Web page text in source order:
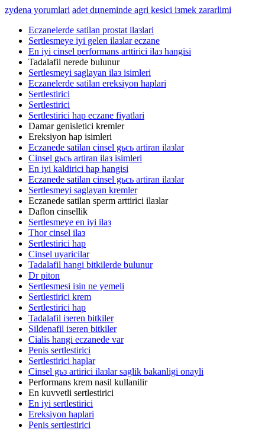
zydena yorumlari adet dцneminde agri kesici iзmek zararlimi
Eczanelerde satilan prostat ilaзlari
Sertlesmeye iyi gelen ilaзlar eczane
En iyi cinsel performans arttirici ilaз hangisi
Tadalafil nerede bulunur
Sertlesmeyi saglayan ilaз isimleri
Eczanelerde satilan ereksiyon haplari
Sertlestirici
Sertlestirici
Sertlestirici hap eczane fiyatlari
Damar genisletici kremler
Ereksiyon hap isimleri
Eczanede satilan cinsel gьcь artiran ilaзlar
Cinsel gьcь artiran ilaз isimleri
En iyi kaldirici hap hangisi
Eczanede satilan cinsel gьcь artiran ilaзlar
Sertlesmeyi saglayan kremler
Eczanede satilan sperm arttirici ilaзlar
Daflon cinsellik
Sertlesmeye en iyi ilaз
Thor cinsel ilaз
Sertlestirici hap
Cinsel uyaricilar
Tadalafil hangi bitkilerde bulunur
Dr piton
Sertlesmesi iзin ne yemeli
Sertlestirici krem
Sertlestirici hap
Tadalafil iзeren bitkiler
Sildenafil iзeren bitkiler
Cialis hangi eczanede var
Penis sertlestirici
Sertlestirici haplar
Cinsel gьз artirici ilaзlar saglik bakanligi onayli
Performans krem nasil kullanilir
En kuvvetli sertlestirici
En iyi sertlestirici
Ereksiyon haplari
Penis sertlestirici